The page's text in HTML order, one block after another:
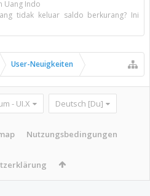
Uang Indo
tidak keluar saldo berkurang? Ini
User-Neuigkeiten
- UI.X Deutsch [Du]
Nutzungsbedingungen